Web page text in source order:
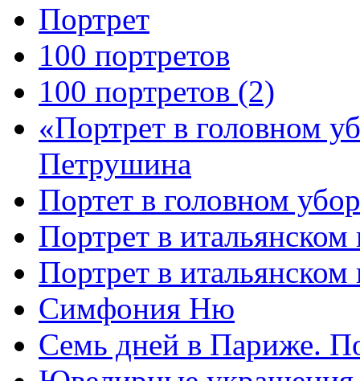
Портрет
100 портретов
100 портретов (2)
«Портрет в головном
Петрушина
Портет в головном
Портрет в
Портрет в
Симфония Ню
Семь дней в Париже.